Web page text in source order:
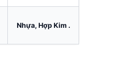
Nhựa, Hợp Kim .